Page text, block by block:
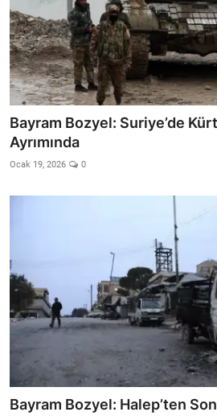
Bayram Bozyel: Suriye’de
Ayrımında
Ocak 19, 2026 0
Bayram Bozyel: Halep’ten